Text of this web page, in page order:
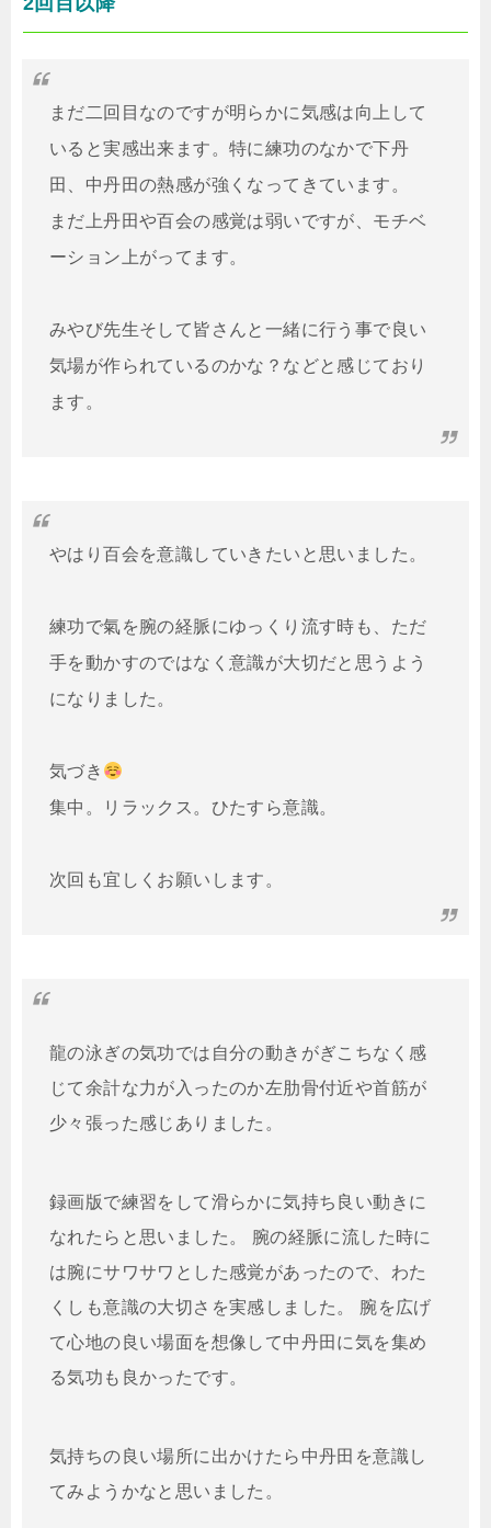
まだ二回目なのですが明らかに気感は向上して
いると実感出来ます。特に練功のなかで下丹
田、中丹田の熱感が強くなってきています。
まだ上丹田や百会の感覚は弱いですが、モチベ
ーション上がってます。
みやび先生そして皆さんと一緒に行う事で良い
気場が作られているのかな？などと感じており
ます。
やはり百会を意識していきたいと思いました。
練功で氣を腕の経脈にゆっくり流す時も、ただ
手を動かすのではなく意識が大切だと思うよう
になりました。
気づき
集中。リラックス。ひたすら意識。
次回も宜しくお願いします。
龍の泳ぎの気功では自分の動きがぎこちなく感
じて余計な力が入ったのか左肋骨付近や首筋が
少々張った感じありました。
録画版で練習をして滑らかに気持ち良い動きに
なれたらと思いました。 腕の経脈に流した時に
は腕にサワサワとした感覚があったので、わた
くしも意識の大切さを実感しました。 腕を広げ
て心地の良い場面を想像して中丹田に気を集め
る気功も良かったです。
気持ちの良い場所に出かけたら中丹田を意識し
てみようかなと思いました。